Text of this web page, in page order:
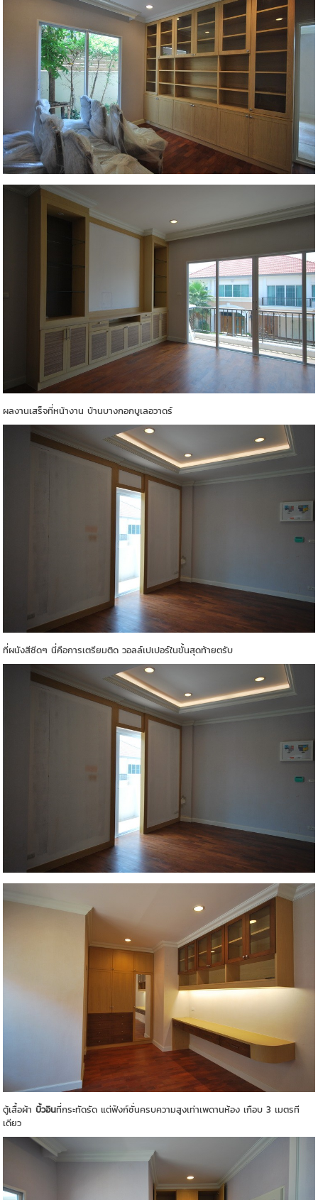
ผลงานเสร็จที่หน้างาน บ้านบางกอกบูเลอวาดร์
ที่ผนังสีซีดๆ นี่คือการเตรียมติด วอลล์เปเปอร์ในขั้นสุดท้ายตรับ
ตู้เสื้อผ้าบิ้วอินที่กระทัดรัด แต่ฟังก์ชั่นครบความสูงเท่าเพดานห้อง เกือบ 3 เมตรที
เดียว